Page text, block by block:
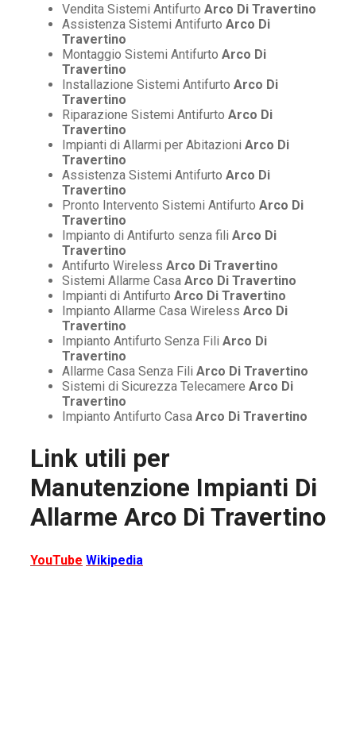
Vendita Sistemi Antifurto Arco Di Travertino
Assistenza Sistemi Antifurto Arco Di
Travertino
Montaggio Sistemi Antifurto Arco Di
Travertino
Installazione Sistemi Antifurto Arco Di
Travertino
Riparazione Sistemi Antifurto Arco Di
Travertino
Impianti di Allarmi per Abitazioni Arco Di
Travertino
Assistenza Sistemi Antifurto Arco Di
Travertino
Pronto Intervento Sistemi Antifurto Arco Di
Travertino
Impianto di Antifurto senza fili Arco Di
Travertino
Antifurto Wireless Arco Di Travertino
Sistemi Allarme Casa Arco Di Travertino
Impianti di Antifurto Arco Di Travertino
Impianto Allarme Casa Wireless Arco Di
Travertino
Impianto Antifurto Senza Fili Arco Di
Travertino
Allarme Casa Senza Fili Arco Di Travertino
Sistemi di Sicurezza Telecamere Arco Di
Travertino
Impianto Antifurto Casa Arco Di Travertino
Link utili per
Manutenzione Impianti Di
Allarme Arco Di Travertino
YouTube Wikipedia